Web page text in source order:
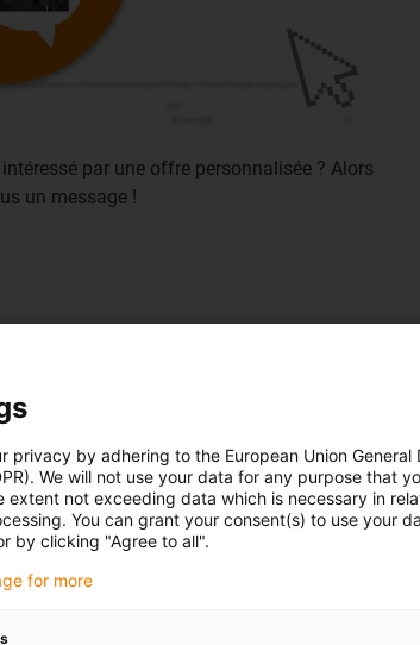
par une offre personnalisée ? Alors
un message !
privacy by adhering to the European Union General
We will not use your data for any purpose that
extent not exceeding data which is necessary in
You can grant your consent(s) to use your
by clicking "Agree to all".
for more